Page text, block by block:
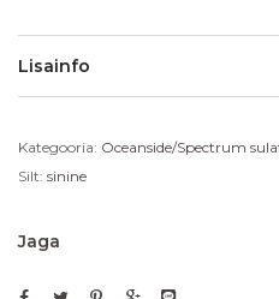
Lisainfo
Kategooria: Oceanside/Spectrum
Silt: sinine
Jaga